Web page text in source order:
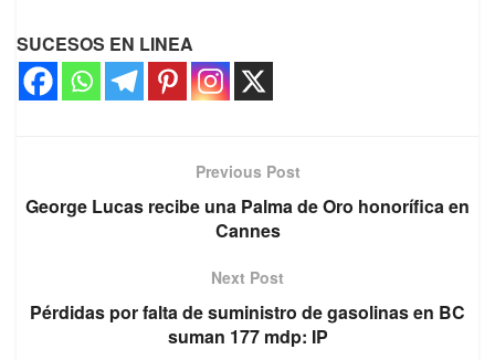
SUCESOS EN LINEA
Previous Post
George Lucas recibe una Palma de Oro honorífica en
Cannes
Next Post
Pérdidas por falta de suministro de gasolinas en BC
suman 177 mdp: IP